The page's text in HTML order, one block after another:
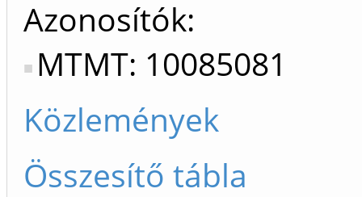
Azonosítók
MTMT: 10085081
Közlemények
Összesítő tábla